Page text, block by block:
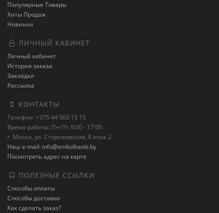
Популярные Товары
Хиты Продаж
Новинки
ЛИЧНЫЙ КАБИНЕТ
Личный кабинет
История заказа
Закладки
Рассылка
КОНТАКТЫ
Телефон: +375 44 560 15 15
Время работы: Пн-Пт 9:00 - 17:00
г. Минск, ул. Сторожевская, 8 этаж 2
Наш e-mail: info@emkolbaski.by
Посмотреть адрес на карте
ПОЛЕЗНЫЕ ССЫЛКИ
Способы оплаты
Способы доставки
Как сделать заказ?